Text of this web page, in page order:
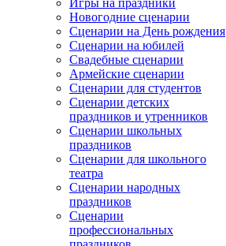
Новогодние сценарии
Сценарии на День рождения
Сценарии на юбилей
Свадебные сценарии
Армейские сценарии
Сценарии для студентов
Сценарии детских
праздников и утренников
Сценарии школьных
праздников
Сценарии для школьного
театра
Сценарии народных
праздников
Сценарии
профессиональных